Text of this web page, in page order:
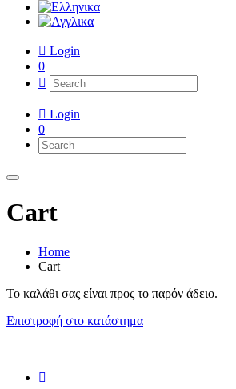
Login
0
Login
0
Cart
Home
Cart
Το καλάθι σας είναι προς το παρόν άδειο.
Επιστροφή στο κατάστημα